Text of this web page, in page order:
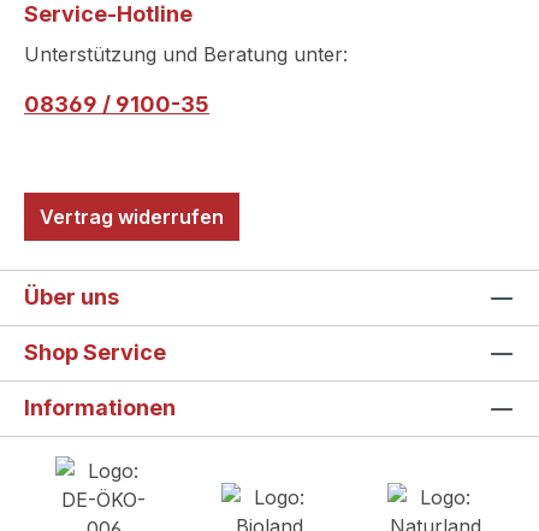
Service-Hotline
Unterstützung und Beratung unter:
08369 / 9100-35
Vertrag widerrufen
Über uns
Shop Service
Informationen